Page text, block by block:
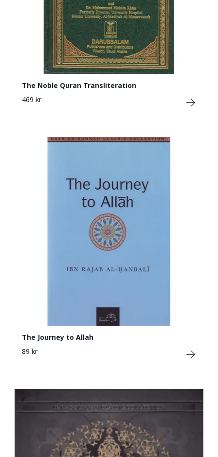
The Noble Quran Transliteration
469 kr
The Journey to Allah
89 kr